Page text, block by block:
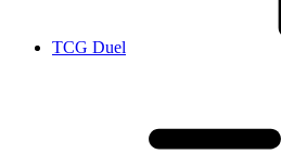
TCG Duel